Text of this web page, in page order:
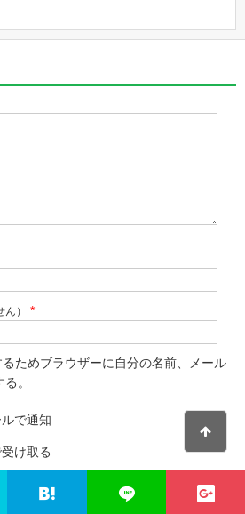
） *
ためブラウザーに自分の名前、メール
。
で通知
け取る